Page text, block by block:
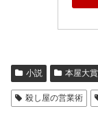
小説 本屋大
殺し屋の営業術